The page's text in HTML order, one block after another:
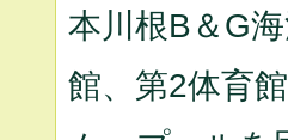
本川根B＆G
館、第2体育